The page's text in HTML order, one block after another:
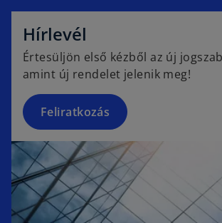
Hírlevél
Értesüljön első kézből az új
amint új rendelet jelenik meg!
Feliratkozás
p
e
n
s
i
n
a
n
e
w
t
a
b